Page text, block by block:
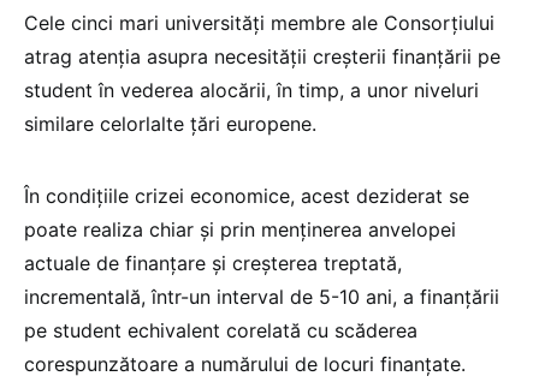
Cele cinci mari universități membre ale Consorțiului
atrag atenția asupra necesității creșterii finanțării pe
student în vederea alocării, în timp, a unor niveluri
similare celorlalte țări europene.
În condițiile crizei economice, acest deziderat se
poate realiza chiar și prin menținerea anvelopei
actuale de finanțare și creșterea treptată,
incrementală, într-un interval de 5-10 ani, a finanțării
pe student echivalent corelată cu scăderea
corespunzătoare a numărului de locuri finanțate.